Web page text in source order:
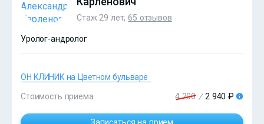
?>
Стаж 29 лет,65 отзывов
Уролог-андролог
ОН КЛИНИК на Цветном бульваре
Стоимость приема 4 200 / 2 940 ₽
Записаться на прием